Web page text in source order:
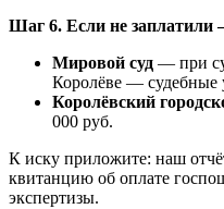
Шаг 6. Если не заплатили
Мировой суд — при
Королёве — судебные
Королёвский
000 руб.
К иску приложите: наш
квитанцию об оплате
экспертизы.